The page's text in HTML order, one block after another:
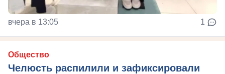
вчера в 13:05 1
Общество
Челюсть распилили и зафиксировали